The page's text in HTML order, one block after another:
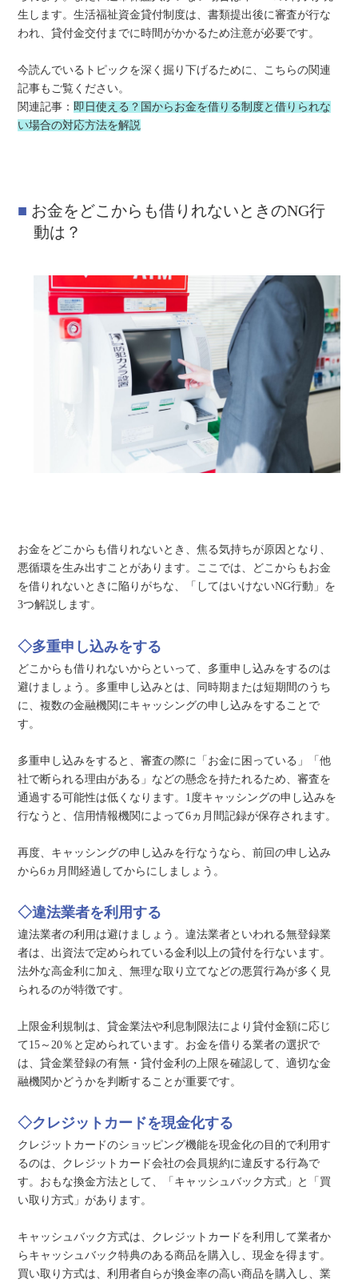
生します。生活福祉資金貸付制度は、書類提出後に審査が行な
われ、貸付金交付までに時間がかかるため注意が必要です。
今読んでいるトピックを深く掘り下げるために、こちらの関連
記事もご覧ください。
関連記事： 即日使える？国からお金を借りる制度と借りられな
い場合の対応方法を解説
お金をどこからも借りれないときのNG行
動は？
お金をどこからも借りれないとき、焦る気持ちが原因となり、
悪循環を生み出すことがあります。ここでは、どこからもお金
を借りれないときに陥りがちな、「してはいけないNG行動」を
3つ解説します。
◇多重申し込みをする
どこからも借りれないからといって、多重申し込みをするのは
避けましょう。多重申し込みとは、同時期または短期間のうち
に、複数の金融機関にキャッシングの申し込みをすることで
す。
多重申し込みをすると、審査の際に「お金に困っている」「他
社で断られる理由がある」などの懸念を持たれるため、審査を
通過する可能性は低くなります。1度キャッシングの申し込みを
行なうと、信用情報機関によって6ヵ月間記録が保存されます。
再度、キャッシングの申し込みを行なうなら、前回の申し込み
から6ヵ月間経過してからにしましょう。
◇違法業者を利用する
違法業者の利用は避けましょう。違法業者といわれる無登録業
者は、出資法で定められている金利以上の貸付を行ないます。
法外な高金利に加え、無理な取り立てなどの悪質行為が多く見
られるのが特徴です。
上限金利規制は、貸金業法や利息制限法により貸付金額に応じ
て15～20％と定められています。お金を借りる業者の選択で
は、貸金業登録の有無・貸付金利の上限を確認して、適切な金
融機関かどうかを判断することが重要です。
◇クレジットカードを現金化する
クレジットカードのショッピング機能を現金化の目的で利用す
るのは、クレジットカード会社の会員規約に違反する行為で
す。おもな換金方法として、「キャッシュバック方式」と「買
い取り方式」があります。
キャッシュバック方式は、クレジットカードを利用して業者か
らキャッシュバック特典のある商品を購入し、現金を得ます。
買い取り方式は、利用者自らが換金率の高い商品を購入し、業